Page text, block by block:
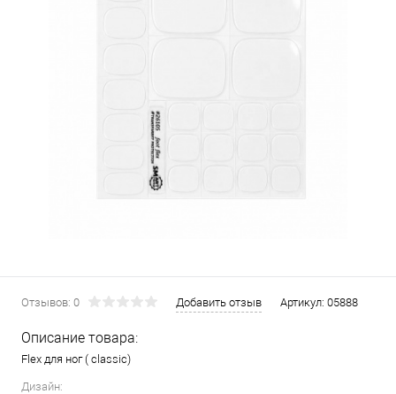
Отзывов: 0 Добавить отзыв Артикул: 05888
Описание товара:
Flex для ног ( classic)
Дизайн: